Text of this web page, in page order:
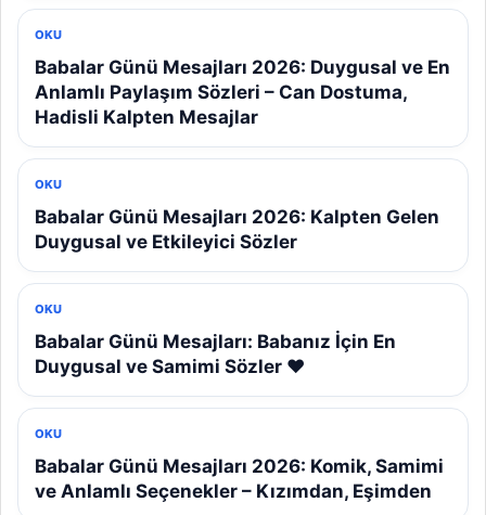
OKU
Babalar Günü Mesajları 2026: Duygusal ve En
Anlamlı Paylaşım Sözleri – Can Dostuma,
Hadisli Kalpten Mesajlar
OKU
Babalar Günü Mesajları 2026: Kalpten Gelen
Duygusal ve Etkileyici Sözler
OKU
Babalar Günü Mesajları: Babanız İçin En
Duygusal ve Samimi Sözler ❤️
OKU
Babalar Günü Mesajları 2026: Komik, Samimi
ve Anlamlı Seçenekler – Kızımdan, Eşimden